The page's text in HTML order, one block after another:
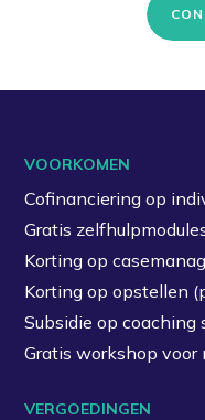
VOORKOMEN
Cofinanciering op
Gratis
Korting op
Korting op opstellen
Subsidie op coaching
Gratis workshop voor
VERGOEDINGEN